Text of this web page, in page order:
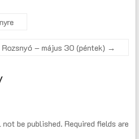
Rozsnyó – május 30 (péntek) →
be published. Required fields are